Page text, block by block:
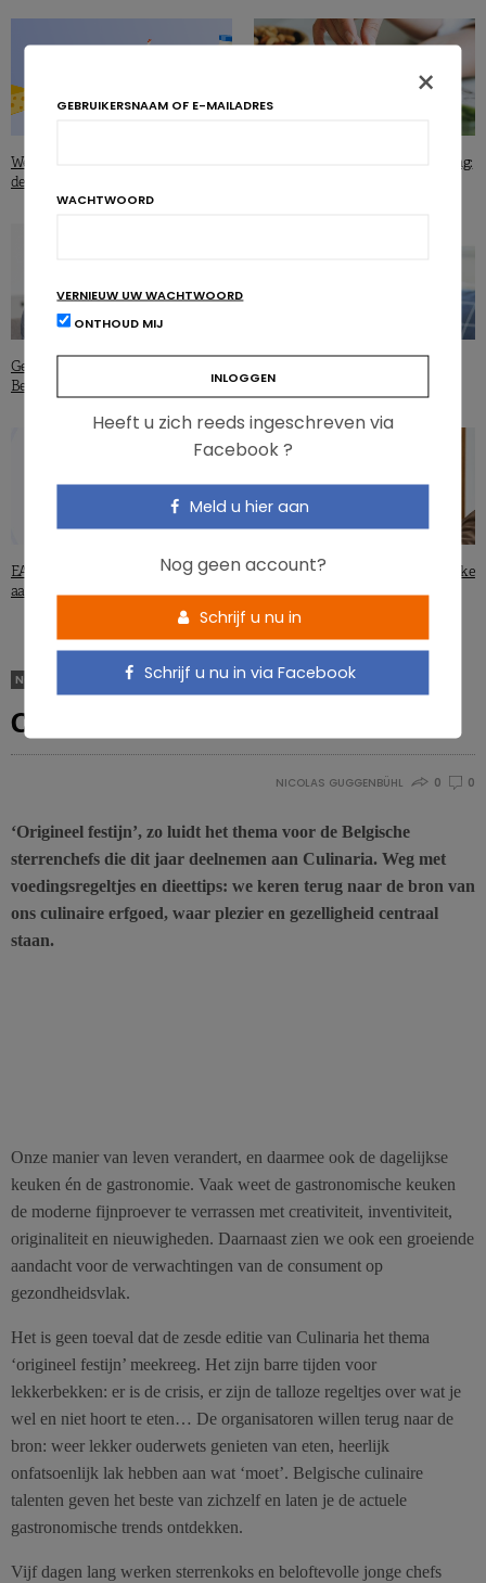
Welke rol spelen zuivelproducten bij
de inname van nutriënten?
Vitamine D en plantaardige voeding:
Geestelijke gezondheid: hoe staat
België ervoor?
cholesterol
EAT-Lancet-richtlijnen: een tekort
aan micronutriënten?
Eetstoornissen en menopauze: welke
symptomen?
NON CLASSIFIÉ(E)
Culinaria: feestelijk is in
NICOLAS GUGGENBÜHL 0 0
‘Origineel festijn’, zo luidt het thema voor de Belgische
sterrenchefs die dit jaar deelnemen aan Culinaria. Weg met
voedingsregeltjes en dieettips: we keren terug naar de bron van
ons culinaire erfgoed, waar plezier en gezelligheid centraal
staan.
Onze manier van leven verandert, en daarmee ook de dagelijkse
keuken én de gastronomie. Vaak weet de gastronomische keuken
de moderne fijnproever te verrassen met creativiteit, inventiviteit,
originaliteit en nieuwigheden. Daarnaast zien we ook een groeiende
aandacht voor de verwachtingen van de consument op
gezondheidsvlak.
Het is geen toeval dat de zesde editie van Culinaria het thema
‘origineel festijn’ meekreeg. Het zijn barre tijden voor
lekkerbekken: er is de crisis, er zijn de talloze regeltjes over wat je
wel en niet hoort te eten… De organisatoren willen terug naar de
bron: weer lekker ouderwets genieten van eten, heerlijk
onfatsoenlijk lak hebben aan wat ‘moet’. Belgische culinaire
talenten geven het beste van zichzelf en laten je de actuele
gastronomische trends ontdekken.
Vijf dagen lang werken sterrenkoks en beloftevolle jonge chefs
×
GEBRUIKERSNAAM OF E-MAILADRES
WACHTWOORD
VERNIEUW UW WACHTWOORD
ONTHOUD MIJ
Heeft u zich reeds ingeschreven via
Facebook ?
Meld u hier aan
Nog geen account?
Schrijf u nu in
Schrijf u nu in via Facebook